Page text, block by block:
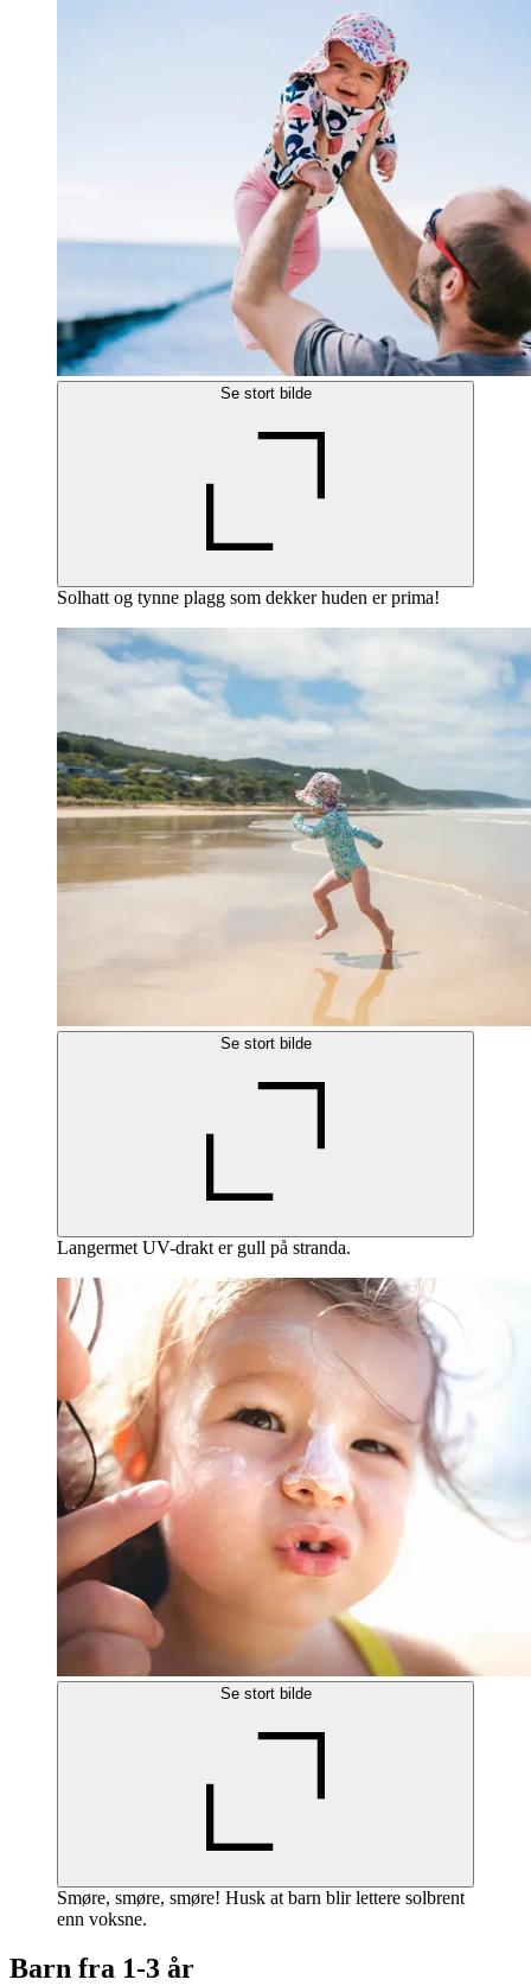
Se stort bilde
Solhatt og tynne plagg som dekker huden er prima!
Se stort bilde
Langermet UV-drakt er gull på stranda.
Se stort bilde
Smøre, smøre, smøre! Husk at barn blir lettere solbrent
enn voksne.
Barn fra 1-3 år